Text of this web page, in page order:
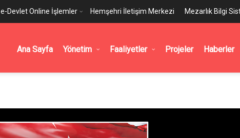
e-Devlet Online İşlemler Hemşehri İletişim Merkezi Mezarlık Bilgi
Ana Sayfa Yönetim Faaliyetler Projeler Haberler